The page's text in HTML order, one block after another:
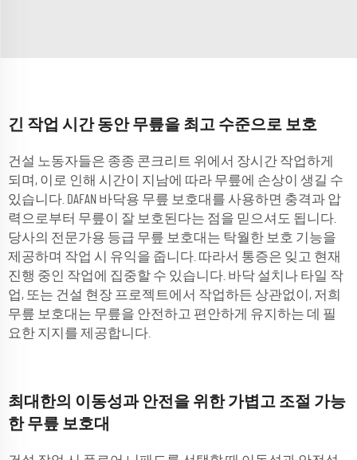
긴 작업 시간 동안 무릎을 최고 수준으로 보호
건설 노동자들은 종종 콘크리트 위에서 장시간 작업하게
되며, 이로 인해 시간이 지남에 따라 무릎에 손상이 생길 수
있습니다. DAFAN 바닥용 무릎 보호대를 사용하면 충격과 압
력으로부터 무릎이 잘 보호된다는 점을 믿으셔도 됩니다.
당사의 전문가용 등급 무릎 보호대는 탁월한 보호 기능을
제공하며 작업 시 유익을 줍니다. 따라서 통증은 잊고 현재
진행 중인 작업에 집중할 수 있습니다. 바닥 설치나 타일 작
업, 또는 건설 현장 프로젝트에서 작업하든 상관없이, 저희
무릎 보호대는 무릎을 안전하고 편안하게 유지하는 데 필
요한 지지를 제공합니다.
최대한의 이동성과 안전을 위한 가볍고 조절 가능
한 무릎 보호대